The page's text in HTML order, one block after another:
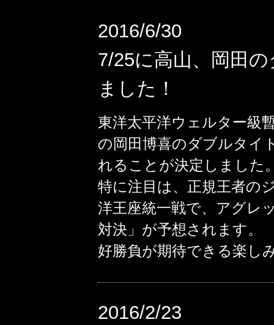
2016/6/30
7/25に高山、岡田
ました！
東洋太平洋ウェルター級
の岡田博喜のダブルタイ
れることが決定しました
特に注目は、正規王者の
洋王座統一戦で、アグレ
対決」が予想されます。
好勝負が期待できる楽し
2016/2/23